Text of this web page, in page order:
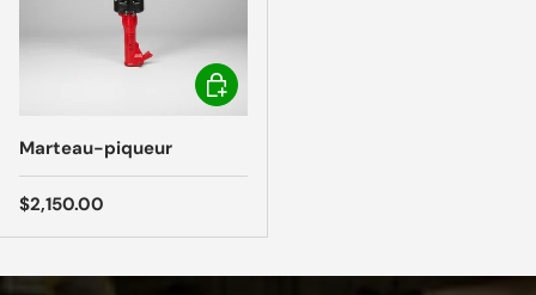
Marteau-piqueur
Prix habituel
$2,150.00
Choisir les options